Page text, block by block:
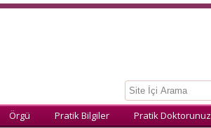
Örgü Pratik Bilgiler Pratik Doktorunuz